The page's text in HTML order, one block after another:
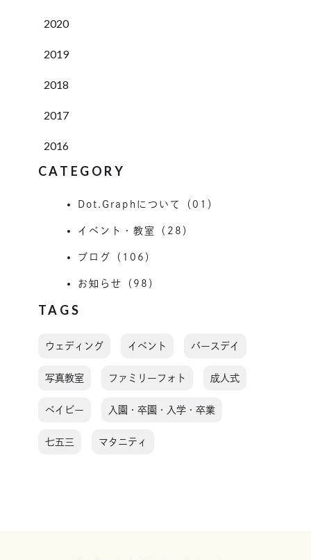
2020
2019
2018
2017
2016
CATEGORY
Dot.Graphについて（01）
イベント・教室（28）
ブログ（106）
お知らせ（98）
TAGS
ウェディング イベント バースデイ
写真教室 ファミリーフォト 成人式
ベイビー 入園・卒園・入学・卒業
七五三 マタニティ